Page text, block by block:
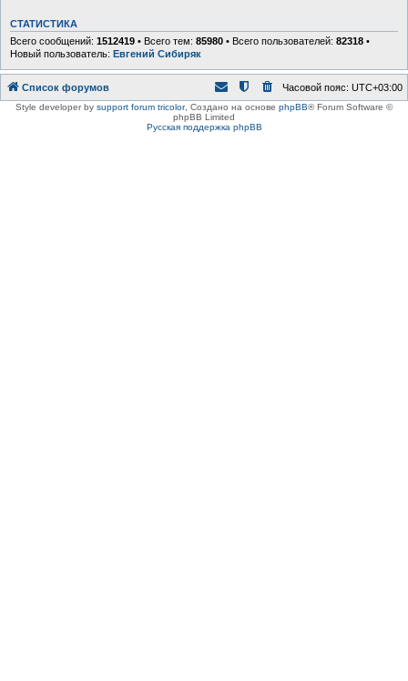
СТАТИСТИКА
Всего сообщений: 1512419 • Всего тем: 85980 • Всего пользователей: 82318 •
Новый пользователь: Евгений Сибиряк
Список форумов Часовой пояс: UTC+03:00
Style developer by support forum tricolor, Создано на основе phpBB® Forum Software ©
phpBB Limited
Русская поддержка phpBB